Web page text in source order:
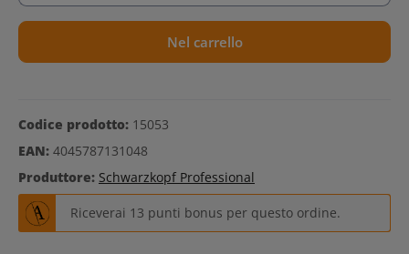
Nel carrello
Codice prodotto: 15053
EAN: 4045787131048
Produttore: Schwarzkopf Professional
Riceverai 13 punti bonus per questo ordine.